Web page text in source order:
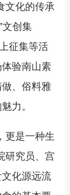
文化的传承
文创集
征集等活
验南山素
、俗料雅
力。
是一种生
研究员、宫
化源远流